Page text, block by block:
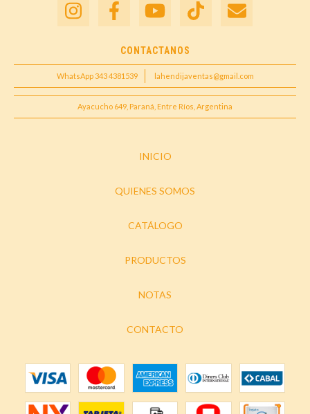
CONTACTANOS
WhatsApp 343 4381539 lahendijaventas@gmail.com
Ayacucho 649, Paraná, Entre Ríos, Argentina
INICIO
QUIENES SOMOS
CATÁLOGO
PRODUCTOS
NOTAS
CONTACTO